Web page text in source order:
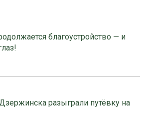
благоустройство — и
разыграли путёвку на